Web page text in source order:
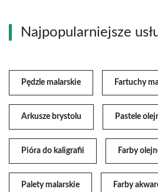
Najpopularniejsze
Pędzle malarskie Fartuchy
Arkusze brystolu Pastele
Pióra do kaligrafii Farby
Palety malarskie Farby